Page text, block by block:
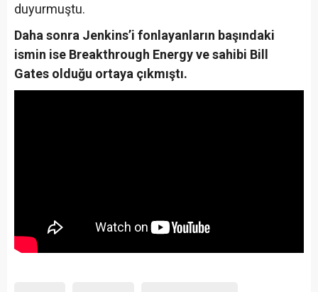
duyurmuştu.
Daha sonra Jenkins’i fonlayanların başındaki
ismin ise Breakthrough Energy ve sahibi Bill
Gates olduğu ortaya çıkmıştı.